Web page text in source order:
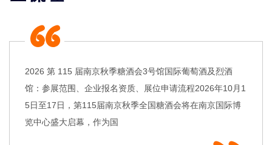
2026 第 115 届南京秋季糖酒会3号馆国际葡萄酒及烈酒
馆：参展范围、企业报名资质、展位申请流程2026年10月1
5日至17日，第115届南京秋季全国糖酒会将在南京国际博
览中心盛大启幕，作为国